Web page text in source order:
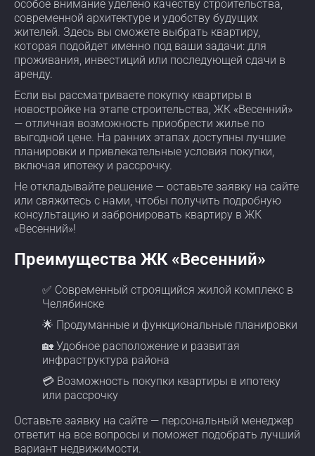
особое внимание уделено качеству строительства,
современной архитектуре и удобству будущих
жителей. Здесь вы сможете выбрать квартиру,
которая подойдет именно под ваши задачи: для
проживания, инвестиций или последующей сдачи в
аренду.
Если вы рассматриваете покупку квартиры в
новостройке на этапе строительства, ЖК «Весенний»
— отличная возможность приобрести жилье по
выгодной цене. На ранних этапах доступны лучшие
планировки и привлекательные условия покупки,
включая ипотеку и рассрочку.
Не откладывайте решение — оставьте заявку на сайте
или свяжитесь с нами, чтобы получить подробную
консультацию и забронировать квартиру в ЖК
«Весенний»!
Преимущества ЖК «Весенний»
✅ Современный строящийся жилой комплекс в
Челябинске
🌟 Продуманные и функциональные планировки
🏡 Удобное расположение и развитая
инфраструктура района
💳 Возможность покупки квартиры в ипотеку
или рассрочку
Оставьте заявку на сайте — персональный менеджер
ответит на все вопросы и поможет подобрать лучший
вариант недвижимости.